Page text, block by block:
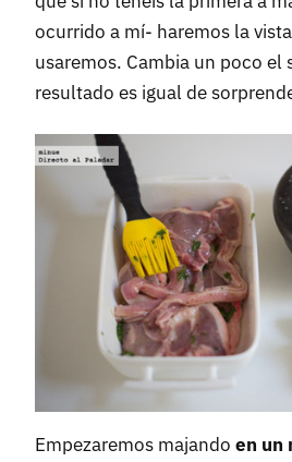
ocurrido a mí- haremos la
usaremos. Cambia un poco el
resultado es igual de
Empezaremos majando en un